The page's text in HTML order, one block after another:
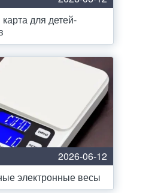
для детей-
2026-06-12
электронные весы